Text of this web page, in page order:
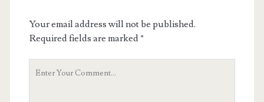
Your email address will not be published.
Required fields are marked*